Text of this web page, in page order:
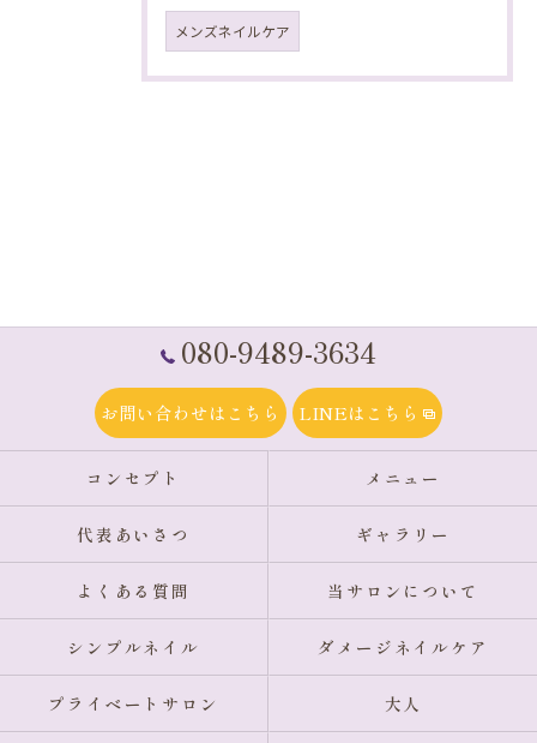
メンズネイルケア
080-9489-3634
お問い合わせはこちら LINEはこちら
コンセプト メニュー
代表あいさつ ギャラリー
よくある質問 当サロンについて
シンプルネイル ダメージネイルケア
プライベートサロン 大人